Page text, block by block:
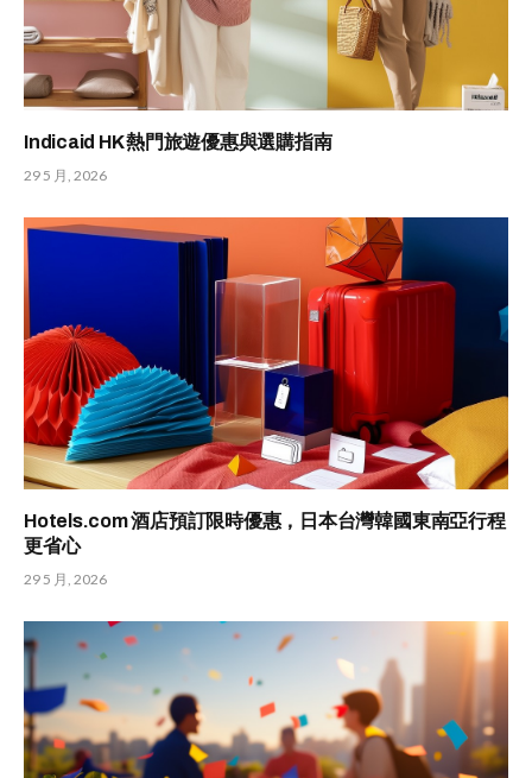
Indicaid HK 熱門旅遊優惠與選購指南
29 5 月, 2026
Hotels.com 酒店預訂限時優惠，日本台灣韓國東南亞行程
更省心
29 5 月, 2026